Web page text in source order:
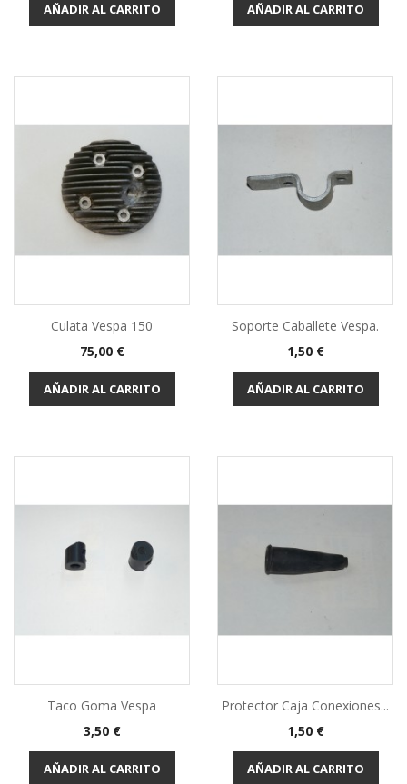
AÑADIR AL CARRITO AÑADIR AL CARRITO
Culata Vespa 150
Precio
75,00 €
AÑADIR AL CARRITO
Soporte Caballete Vespa.
Precio
1,50 €
AÑADIR AL CARRITO
Taco Goma Vespa
Precio
3,50 €
AÑADIR AL CARRITO
Protector Caja Conexiones...
Precio
1,50 €
AÑADIR AL CARRITO